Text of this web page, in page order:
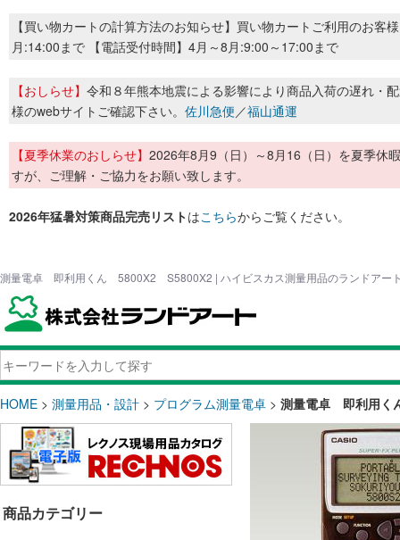
【買い物カートの計算方法のお知らせ】買い物カートご利用のお客
月:14:00まで 【電話受付時間】4月～8月:9:00～17:00まで
【おしらせ】 令和８年熊本地震による影響により商品入荷の遅れ・
様のwebサイトご確認下さい。 佐川急便／福山通運
【夏季休業のおしらせ】 2026年8月9（日）～8月16（日）を夏季休
すが、ご理解・ご協力をお願い致します。
2026年猛暑対策商品完売リストはこちらからご覧ください。
測量電卓 即利用くん 5800X2 S5800X2 | ハイビスカス測量用品のランドアー
HOME > 測量用品・設計 > プログラム測量電卓 > 測量電卓 即利用
商品カテゴリー